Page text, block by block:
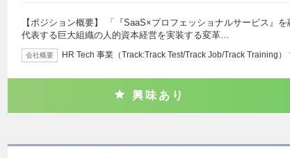
【ポジション概要】 「『SaaS×プロフェッショナルサービス』
代表する巨大組織の人的資本経営を実装する変革…
会社概要 HR Tech 事業（Track:Track Test/Track Job/Track Training
興味あり